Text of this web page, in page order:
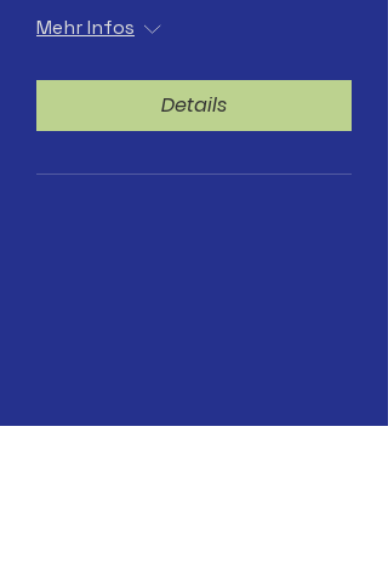
Mehr Infos
Details
13.07.2026 Hydranten-